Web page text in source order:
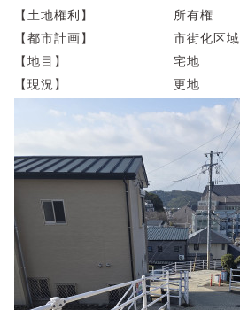
【土地権利】 所有権
【都市計画】 市街化区域
【地目】 宅地
【現況】 更地